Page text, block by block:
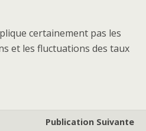
certainement pas les
et les fluctuations des taux
Publication Suivante